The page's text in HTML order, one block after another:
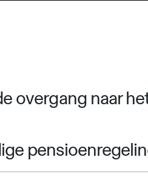
overgang naar